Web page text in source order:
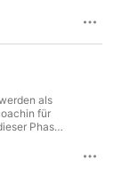
Low Carb
ist ein
als
für
Phase